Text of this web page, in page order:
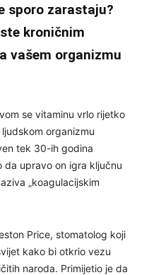
sporo zarastaju?
kroničnim
vašem organizmu
se vitaminu vrlo rijetko
organizmu
tek 30-ih godina
da upravo on igra ključnu
„koagulacijskim
Price, stomatolog koji
kako bi otkrio vezu
naroda. Primijetio je da